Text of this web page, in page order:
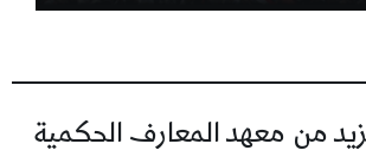
من معهد المعارف الحكمية